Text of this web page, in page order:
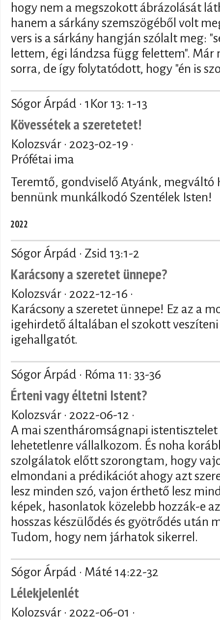
hogy nem a megszokott ábrázolását
hanem a sárkány szemszögéből volt
vers is a sárkány hangján szólalt meg:
lettem, égi lándzsa függ felettem".
sorra, de így folytatódott, hogy "én is
Sógor Árpád · 1Kor 13: 1-13
Kövessétek a szeretetet!
Kolozsvár · 2023-02-19 ·
Prófétai ima
Teremtő, gondviselő Atyánk, megváltó
bennünk munkálkodó Szentélek Isten!
2022
Sógor Árpád · Zsid 13:1-2
Karácsony a szeretet ünnepe?
Kolozsvár · 2022-12-16 ·
Karácsony a szeretet ünnepe! Ez az a
igehirdető általában el szokott
igehallgatót.
Sógor Árpád · Róma 11: 33-36
Érteni vagy éltetni Istent?
Kolozsvár · 2022-06-12 ·
A mai szentháromságnapi
lehetetlenre vállalkozom. És noha
szolgálatok előtt szorongtam, hogy
elmondani a prédikációt ahogy azt
lesz minden szó, vajon érthető lesz
képek, hasonlatok közelebb hozzák-e
hosszas készülődés és gyötrődés után
Tudom, hogy nem járhatok sikerrel.
Sógor Árpád · Máté 14:22-32
Lélekjelenlét
Kolozsvár · 2022-06-01 ·